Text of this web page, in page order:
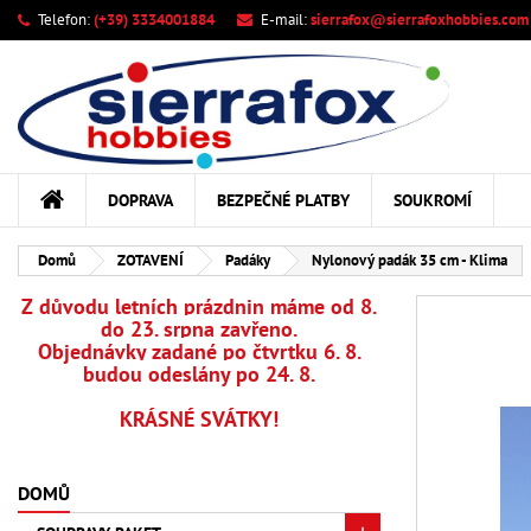
Telefon:(+39) 3334001884 E-mail:sierrafox@sierrafoxhobbies.com
DOPRAVA BEZPEČNÉ PLATBY SOUKROMÍ
Domů ZOTAVENÍ Padáky Nylonový padák 35 cm - Klima
Z důvodu letních prázdnin máme od 8.
do 23. srpna zavřeno.
Objednávky zadané po čtvrtku 6. 8.
budou odeslány po 24. 8.
KRÁSNÉ SVÁTKY!
DOMŮ